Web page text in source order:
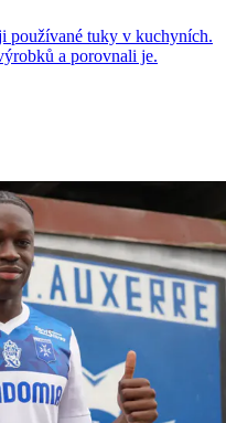
používané tuky v kuchyních.
a porovnali je.